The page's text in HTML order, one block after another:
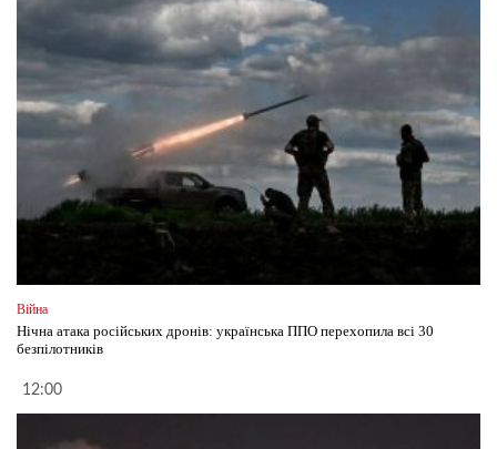
Війна
Нічна атака російських дронів: українська ППО перехопила всі 30
безпілотників
12:00